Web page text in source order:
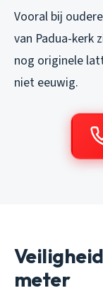
Vooral bij
van Padua-kerk
nog originele
niet eeuwig.
meter